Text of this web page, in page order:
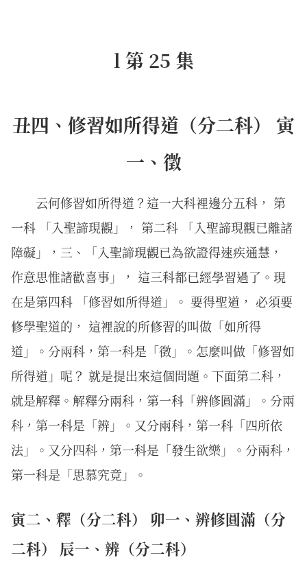
l 第 25 集
丑四、修習如所得道（分二科） 寅
一、徵
云何修習如所得道？這一大科裡邊分五科， 第
一科 「入聖諦現觀」， 第二科 「入聖諦現觀已離諸
障礙」，三、「入聖諦現觀已為欲證得速疾通慧，
作意思惟諸歡喜事」， 這三科都已經學習過了。現
在是第四科 「修習如所得道」。 要得聖道， 必須要
修學聖道的， 這裡說的所修習的叫做「如所得
道」。分兩科，第一科是「徵」。怎麼叫做「修習如
所得道」呢？ 就是提出來這個問題。下面第二科，
就是解釋。解釋分兩科，第一科「辨修圓滿」。分兩
科，第一科是「辨」。又分兩科，第一科「四所依
法」。又分四科，第一科是「發生欲樂」。分兩科，
第一科是「思慕究竟」。
寅二、釋（分二科） 卯一、辨修圓滿（分
二科） 辰一、辨（分二科）